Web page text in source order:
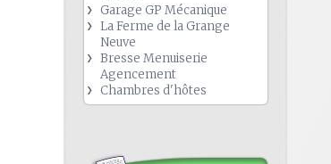
Garage GP Mécanique
La Ferme de la Grange
Neuve
Bresse Menuiserie
Agencement
Chambres d'hôtes